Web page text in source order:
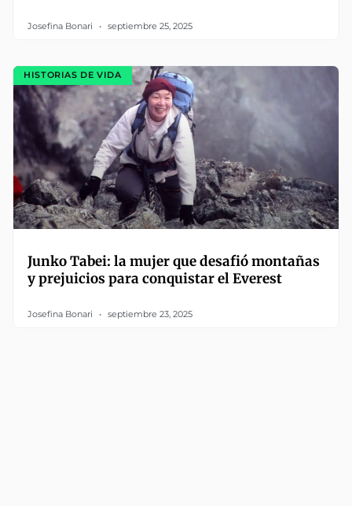
Josefina Bonari septiembre 25, 2025
HISTORIAS DE VIDA
Junko Tabei: la mujer que desafió montañas
y prejuicios para conquistar el Everest
Josefina Bonari septiembre 23, 2025